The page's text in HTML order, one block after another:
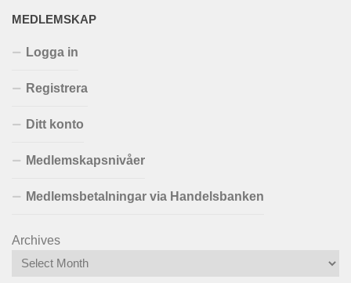
MEDLEMSKAP
Logga in
Registrera
Ditt konto
Medlemskapsnivåer
Medlemsbetalningar via Handelsbanken
Archives